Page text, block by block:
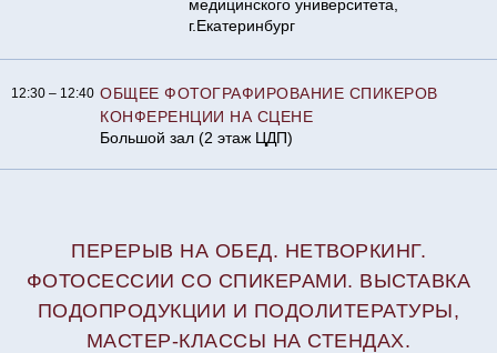
медицинского университета,
г.Екатеринбург
12:30 – 12:40 ОБЩЕЕ ФОТОГРАФИРОВАНИЕ СПИКЕРОВ
КОНФЕРЕНЦИИ НА СЦЕНЕ
Большой зал (2 этаж ЦДП)
ПЕРЕРЫВ НА ОБЕД. НЕТВОРКИНГ.
ФОТОСЕССИИ СО СПИКЕРАМИ. ВЫСТАВКА
ПОДОПРОДУКЦИИ И ПОДОЛИТЕРАТУРЫ,
МАСТЕР-КЛАССЫ НА СТЕНДАХ.